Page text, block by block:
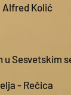
Alfred Kolić
u Sesvetskim
- Rečica